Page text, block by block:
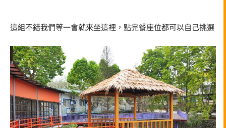
這組不錯我們等一會就來坐這裡，點完餐座位都可以自己挑選